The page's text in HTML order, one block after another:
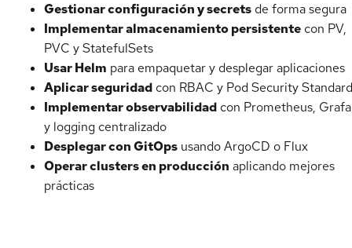
Gestionar configuración y secrets de forma segura
Implementar almacenamiento persistente con PV,
PVC y StatefulSets
Usar Helm para empaquetar y desplegar aplicaciones
Aplicar seguridad con RBAC y Pod Security
Implementar observabilidad con Prometheus,
y logging centralizado
Desplegar con GitOps usando ArgoCD o Flux
Operar clusters en producción aplicando mejores
prácticas